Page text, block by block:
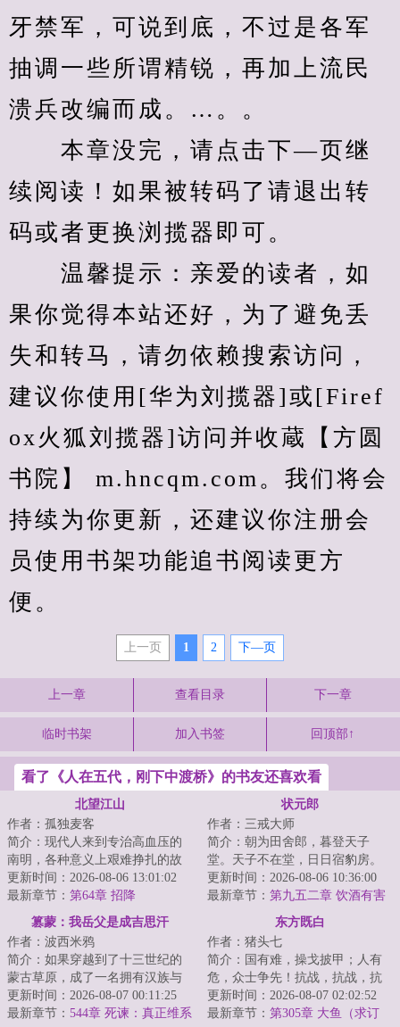
牙禁军，可说到底，不过是各军
抽调一些所谓精锐，再加上流民
溃兵改编而成。…。。
本章没完，请点击下—页继
续阅读！如果被转码了请退出转
码或者更换浏揽器即可。
温馨提示：亲爱的读者，如
果你觉得本站还好，为了避免丢
失和转马，请勿依赖搜索访问，
建议你使用[华为刘揽器]或[Firef
ox火狐刘揽器]访问并收蔵【方圆
书院】 m.hncqm.com。我们将会
持续为你更新，还建议你注册会
员使用书架功能追书阅读更方
便。
上一页 1 2 下—页
上一章 查看目录 下一章
临时书架 加入书签 回顶部↑
看了《人在五代，刚下中渡桥》的书友还喜欢看
北望江山
作者：孤独麦客
简介：现代人来到专治高血压的
南明，各种意义上艰难挣扎的故
事。...
更新时间：2026-08-06 13:01:02
最新章节： 第64章 招降
状元郎
作者：三戒大师
简介：朝为田舍郎，暮登天子
堂。天子不在堂，日日宿豹房。
~~~~~~唐寅：义父拯救了我。王
守仁：要不是他救...
更新时间：2026-08-06 10:36:00
最新章节： 第九五二章 饮酒有害
篡蒙：我岳父是成吉思汗
作者：波西米鸦
简介：如果穿越到了十三世纪的
蒙古草原，成了一名拥有汉族与
蒙古族血统的少年，你会如何选
择？是南下回归...
更新时间：2026-08-07 00:11:25
最新章节： 544章 死谏：真正维系
东方既白
作者：猪头七
简介：国有难，操戈披甲；人有
危，众士争先！抗战，抗战，抗
战，东方既白！前作《我的谍战
岁月》，万订作...
更新时间：2026-08-07 02:02:52
最新章节： 第305章 大鱼（求订